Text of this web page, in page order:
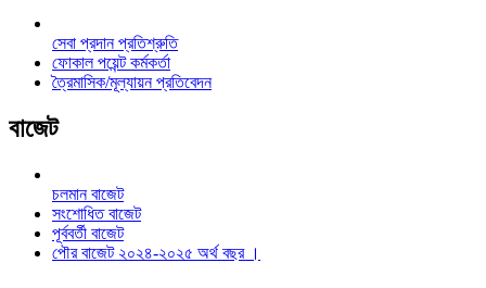
সেবা প্রদান প্রতিশ্রুতি
ফোকাল পয়েন্ট কর্মকর্তা
ত্রৈমাসিক/মূল্যায়ন প্রতিবেদন
বাজেট
চলমান বাজেট
সংশোধিত বাজেট
পূর্ববর্তী বাজেট
পৌর বাজেট ২০২৪-২০২৫ অর্থ বছর ।